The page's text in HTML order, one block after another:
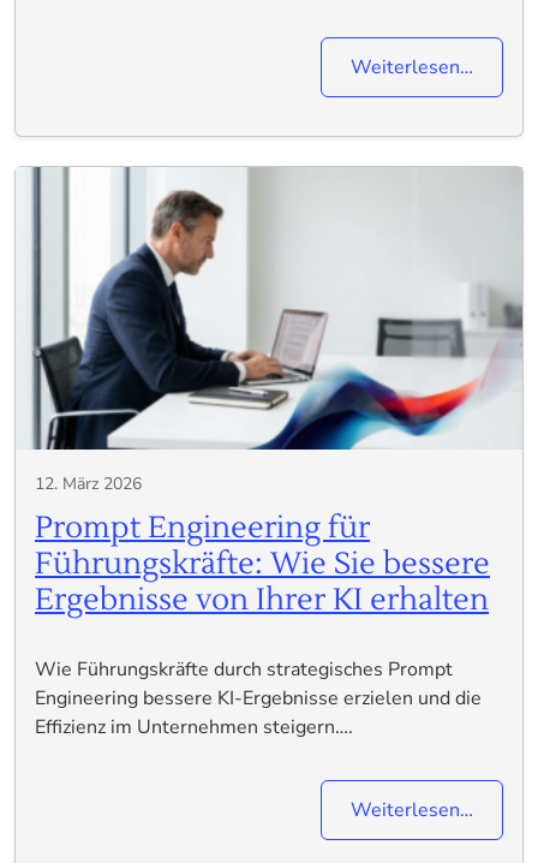
Weiterlesen…
12. März 2026
Prompt Engineering für
Führungskräfte: Wie Sie bessere
Ergebnisse von Ihrer KI erhalten
Wie Führungskräfte durch strategisches Prompt
Engineering bessere KI-Ergebnisse erzielen und die
Effizienz im Unternehmen steigern….
Weiterlesen…